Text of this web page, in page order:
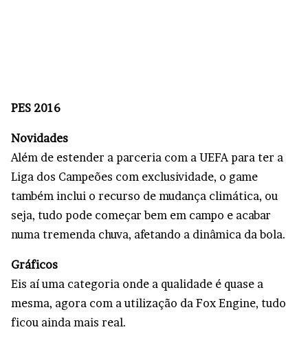
PES 2016
Novidades
Além de estender a parceria com a UEFA para ter a
Liga dos Campeões com exclusividade, o game
também inclui o recurso de mudança climática, ou
seja, tudo pode começar bem em campo e acabar
numa tremenda chuva, afetando a dinâmica da bola.
Gráficos
Eis aí uma categoria onde a qualidade é quase a
mesma, agora com a utilização da Fox Engine, tudo
ficou ainda mais real.